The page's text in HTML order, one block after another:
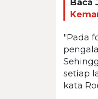
Baca
"Pada
setiap
kata